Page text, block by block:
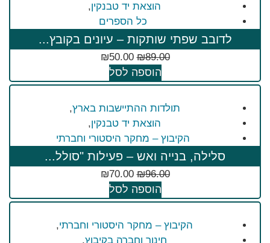
הוצאת יד טבנקין,
כל הספרים
לדובב שפתי שותקות – עיונים בקובץ...
₪89.00
₪50.00
הוספה לסל
תולדות ההתיישבות בארץ,
הוצאת יד טבנקין,
הקיבוץ – מחקר היסטורי וחברתי
סלילה, בנייה ואש – פעילות "סולל...
₪96.00
₪70.00
הוספה לסל
הקיבוץ – מחקר היסטורי וחברתי,
חינוך וחברה בקיבוץ,